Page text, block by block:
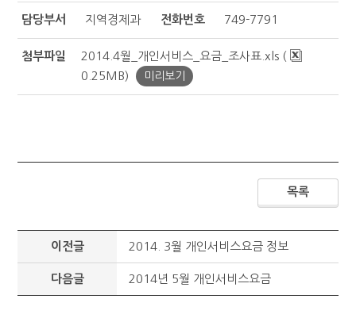
담당부서 지역경제과 전화번호 749-7791
첨부파일
2014.4월_개인서비스_요금_조사표.xls (
0.25MB)
미리보기
목록
이전글 2014. 3월 개인서비스요금 정보
다음글 2014년 5월 개인서비스요금